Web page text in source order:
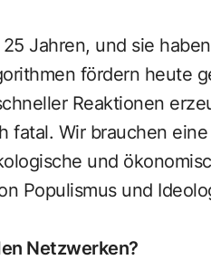
Jahren, und sie
fördern heute
Reaktionen
fatal. Wir brauchen eine
und
Populismus und
Netzwerken?